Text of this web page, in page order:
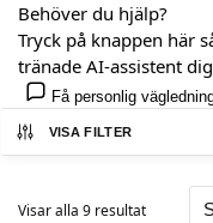
Behöver du hjälp?
Tryck på knappen här
tränade AI-assistent
Få personlig
VISA FILTER
Visar alla 9 resultat